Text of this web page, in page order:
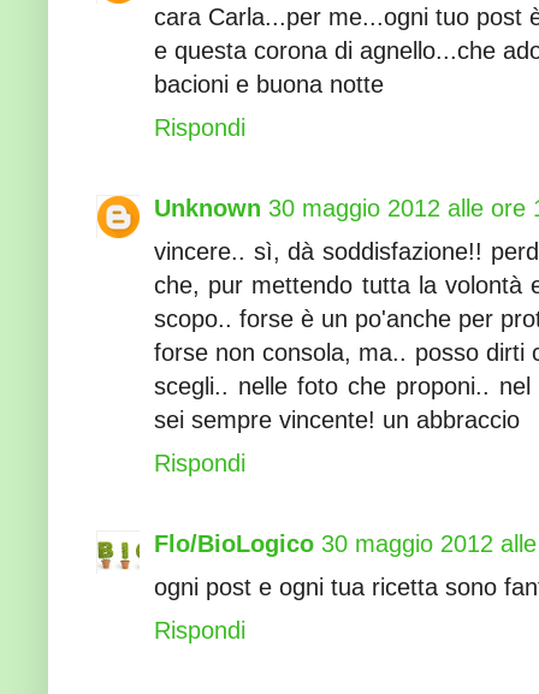
cara Carla...per me...ogni tuo post
e questa corona di agnello...che
bacioni e buona notte
Rispondi
Unknown 30 maggio 2012 alle ore
vincere.. sì, dà soddisfazione!!
che, pur mettendo tutta la volontà
scopo.. forse è un po'anche per
forse non consola, ma.. posso dirti
scegli.. nelle foto che proponi..
sei sempre vincente! un abbraccio
Rispondi
Flo/BioLogico 30 maggio 2012
ogni post e ogni tua ricetta sono
Rispondi